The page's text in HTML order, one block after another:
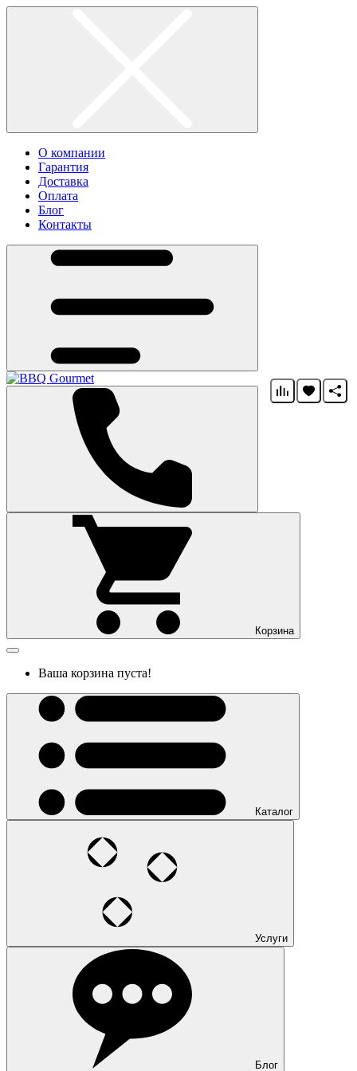
О компании
Гарантия
Доставка
Оплата
Блог
Контакты
Корзина
Ваша корзина пуста!
Каталог
Услуги
Блог